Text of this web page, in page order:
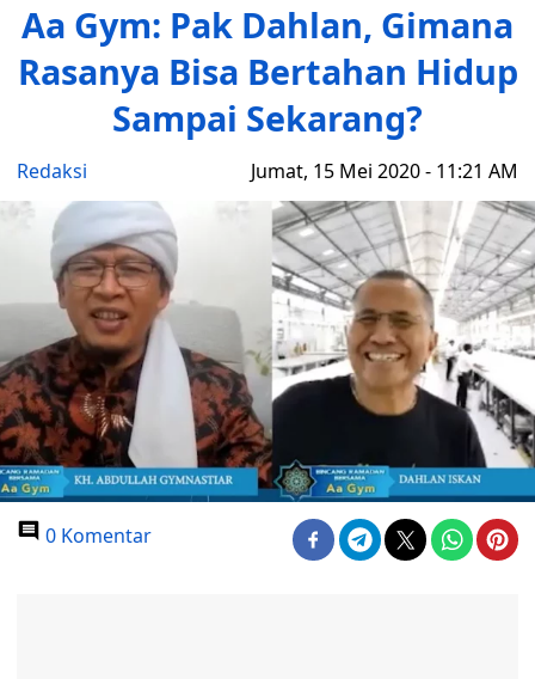
Aa Gym: Pak Dahlan, Gimana
Rasanya Bisa Bertahan Hidup
Sampai Sekarang?
Redaksi Jumat, 15 Mei 2020 - 11:21 AM
0 Komentar